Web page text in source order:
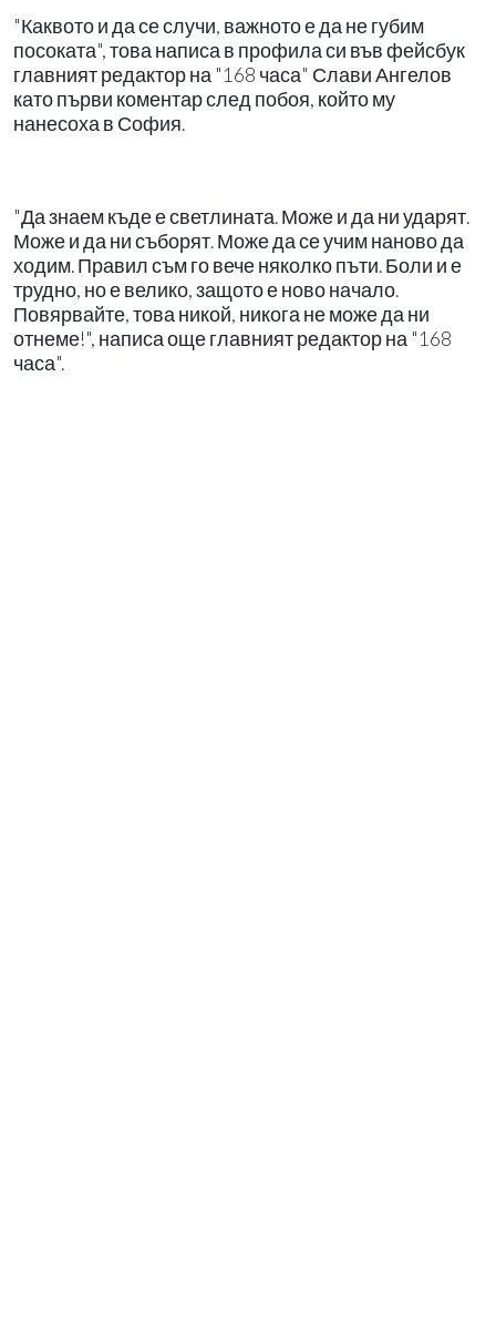
"Каквото и да се случи, важното е да не губим
посоката", това написа в профила си във фейсбук
главният редактор на "168 часа" Слави Ангелов
като първи коментар след побоя, който му
нанесоха в София.
"Да знаем къде е светлината. Може и да ни ударят.
Може и да ни съборят. Може да се учим наново да
ходим. Правил съм го вече няколко пъти. Боли и е
трудно, но е велико, защото е ново начало.
Повярвайте, това никой, никога не може да ни
отнеме!", написа още главният редактор на "168
часа".